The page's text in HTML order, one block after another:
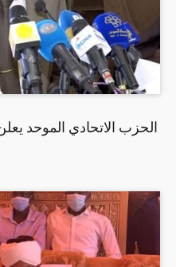
الحزب الاتحادي الموحد